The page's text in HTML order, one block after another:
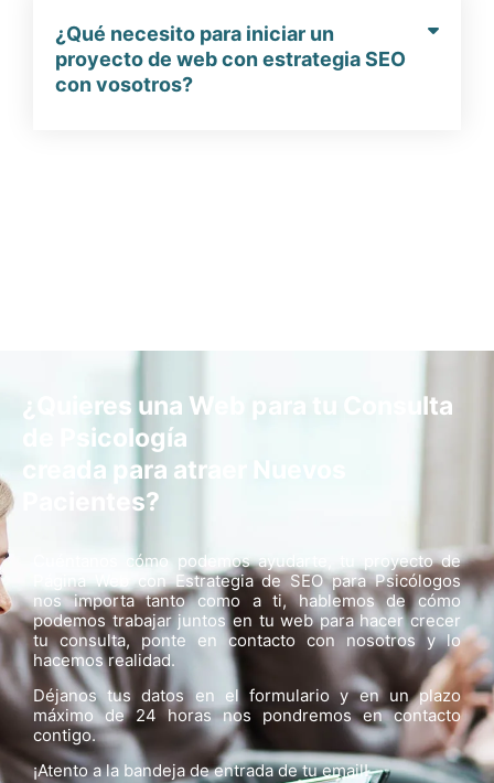
¿Qué necesito para iniciar un
proyecto de web con estrategia SEO
con vosotros?
¿Quieres una Web para tu Consulta
de Psicología
creada para atraer Nuevos
Pacientes?
Cuéntanos cómo podemos ayudarte, tu proyecto de
Página Web con Estrategia de SEO para Psicólogos
nos importa tanto como a ti, hablemos de cómo
podemos trabajar juntos en tu web para hacer crecer
tu consulta, ponte en contacto con nosotros y lo
hacemos realidad.
Déjanos tus datos en el formulario y en un plazo
máximo de 24 horas nos pondremos en contacto
contigo.
¡Atento a la bandeja de entrada de tu email!